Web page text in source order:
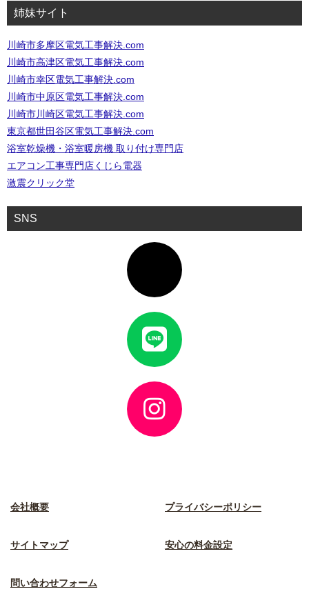
姉妹サイト
川崎市多摩区電気工事解決.com
川崎市高津区電気工事解決.com
川崎市幸区電気工事解決.com
川崎市中原区電気工事解決.com
川崎市川崎区電気工事解決.com
東京都世田谷区電気工事解決.com
浴室乾燥機・浴室暖房機 取り付け専門店
エアコン工事専門店くじら電器
激震クリック堂
SNS
イ
コ
ン
リ
イ
コ
ン
リ
イ
コ
ン
リ
会社概要 プライバシーポリシー
サイトマップ 安心の料金設定
問い合わせフォーム